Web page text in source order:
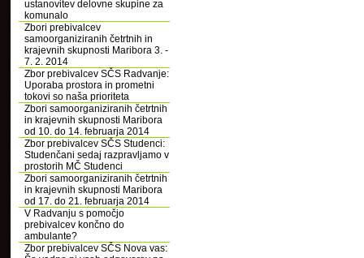
ustanovitev delovne skupine za
komunalo
Zbori prebivalcev
samoorganiziranih četrtnih in
krajevnih skupnosti Maribora 3. -
7. 2. 2014
Zbor prebivalcev SČS Radvanje:
Uporaba prostora in prometni
tokovi so naša prioriteta
Zbori samoorganiziranih četrtnih
in krajevnih skupnosti Maribora
od 10. do 14. februarja 2014
Zbor prebivalcev SČS Studenci:
Studenčani sedaj razpravljamo v
prostorih MČ Studenci
Zbori samoorganiziranih četrtnih
in krajevnih skupnosti Maribora
od 17. do 21. februarja 2014
V Radvanju s pomočjo
prebivalcev končno do
ambulante?
Zbor prebivalcev SČS Nova vas: